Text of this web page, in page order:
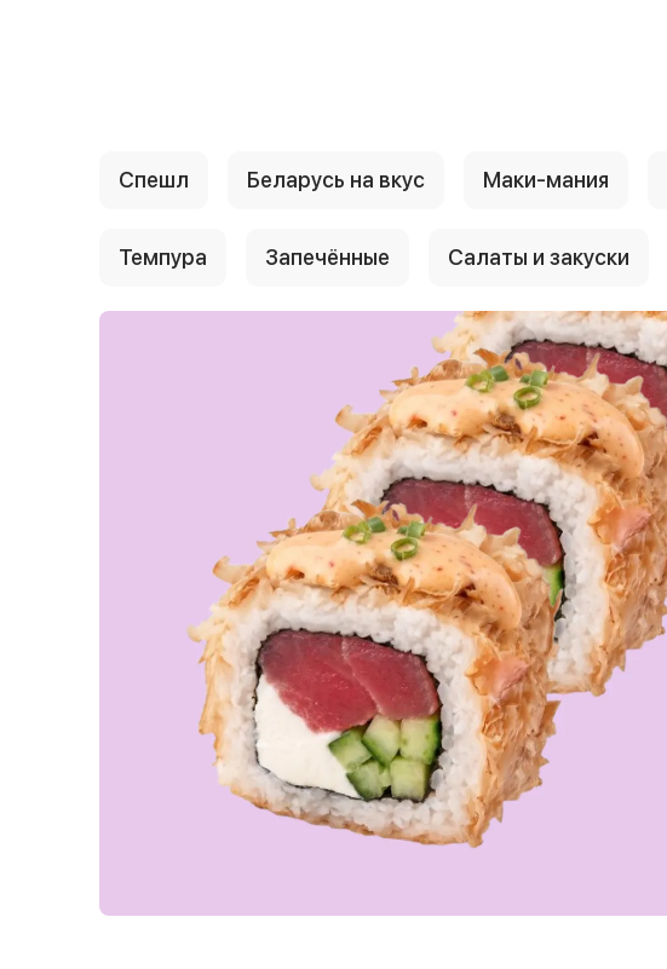
Спешл Беларусь на вкус Маки-мания
Темпура Запечённые Салаты и закуски